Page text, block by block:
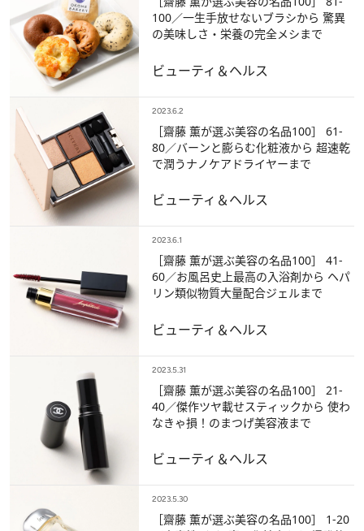
100／一生手放せないブラシから 驚異
の美味しさ・栄養の完全メシまで
ビューティ＆ヘルス
2023.6.2
［齋藤 薫が選ぶ美容の名品100］ 61-
80／バーンと膨らむ化粧液から 超速乾
で潤うナノケアドライヤーまで
ビューティ＆ヘルス
2023.6.1
［齋藤 薫が選ぶ美容の名品100］ 41-
60／お風呂史上最高の入浴剤から ヘパ
リン類似物質大量配合ジェルまで
ビューティ＆ヘルス
2023.5.31
［齋藤 薫が選ぶ美容の名品100］ 21-
40／傑作ツヤ載せスティックから 使わ
なきゃ損！のまつげ美容液まで
ビューティ＆ヘルス
2023.5.30
［齋藤 薫が選ぶ美容の名品100］ 1-20